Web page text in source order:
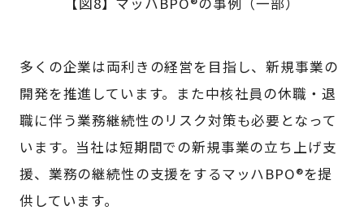
多くの企業は両利きの経営を目指し、新規事業の
開発を推進しています。また中核社員の休職・退
職に伴う業務継続性のリスク対策も必要となって
います。当社は短期間での新規事業の立ち上げ支
援、業務の継続性の支援をするマッハBPO®を提
供しています。